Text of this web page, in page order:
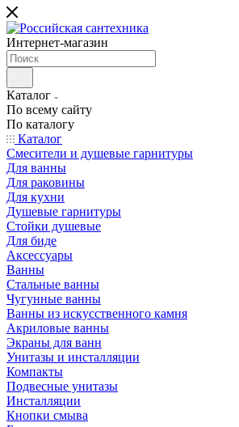
Интернет-магазин
Каталог
По всему сайту
По каталогу
Каталог
Смесители и душевые гарнитуры
Для ванны
Для раковины
Для кухни
Душевые гарнитуры
Стойки душевые
Для биде
Аксессуары
Ванны
Стальные ванны
Чугунные ванны
Ванны из искусственного камня
Акриловые ванны
Экраны для ванн
Унитазы и инсталляции
Компакты
Подвесные унитазы
Инсталляции
Кнопки смыва